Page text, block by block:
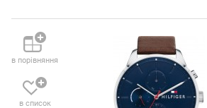
в порівняння
в список